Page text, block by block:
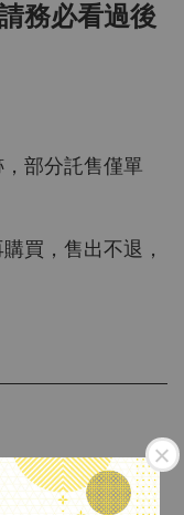
務必看過後
部分託售僅單
買，售出不退，
王爾德 對筆